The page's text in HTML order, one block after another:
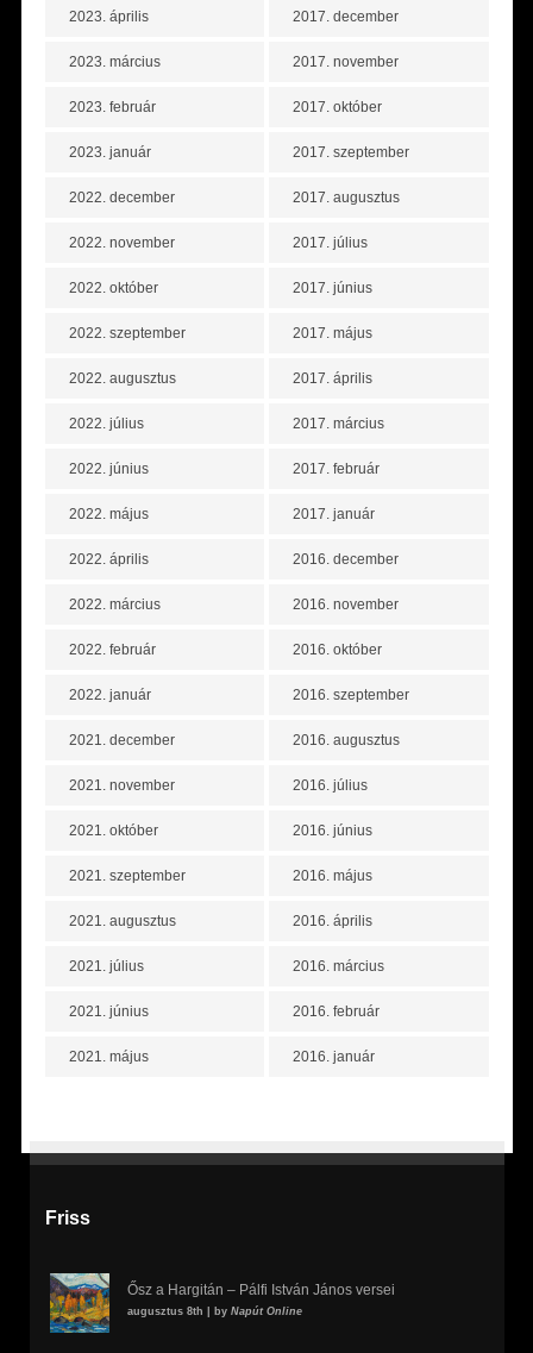
2023. április
2023. március
2023. február
2023. január
2022. december
2022. november
2022. október
2022. szeptember
2022. augusztus
2022. július
2022. június
2022. május
2022. április
2022. március
2022. február
2022. január
2021. december
2021. november
2021. október
2021. szeptember
2021. augusztus
2021. július
2021. június
2021. május
2017. december
2017. november
2017. október
2017. szeptember
2017. augusztus
2017. július
2017. június
2017. május
2017. április
2017. március
2017. február
2017. január
2016. december
2016. november
2016. október
2016. szeptember
2016. augusztus
2016. július
2016. június
2016. május
2016. április
2016. március
2016. február
2016. január
Friss
Ősz a Hargitán – Pálfi István János versei
augusztus 8th | by Napút Online